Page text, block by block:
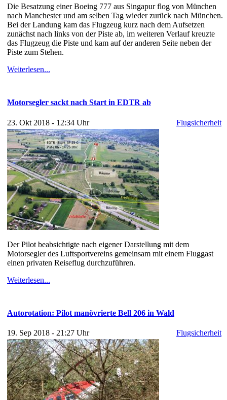
Die Besatzung einer Boeing 777 aus Singapur flog von München
nach Manchester und am selben Tag wieder zurück nach München.
Bei der Landung kam das Flugzeug kurz nach dem Aufsetzen
zunächst nach links von der Piste ab, im weiteren Verlauf kreuzte
das Flugzeug die Piste und kam auf der anderen Seite neben der
Piste zum Stehen.
Weiterlesen...
Motorsegler sackt nach Start in EDTR ab
23. Okt 2018 - 12:34 Uhr Flugsicherheit
Der Pilot beabsichtigte nach eigener Darstellung mit dem
Motorsegler des Luftsportvereins gemeinsam mit einem Fluggast
einen privaten Reiseflug durchzuführen.
Weiterlesen...
Autorotation: Pilot manövrierte Bell 206 in Wald
19. Sep 2018 - 21:27 Uhr Flugsicherheit